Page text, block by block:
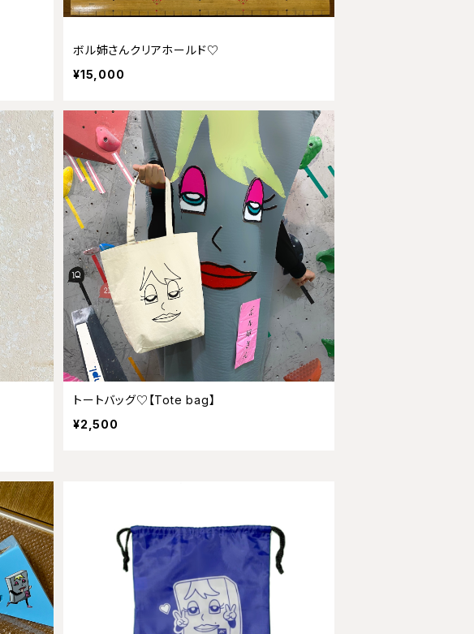
ボル姉さんクリアホールド♡
¥15,000
トートバッグ♡【Tote bag】
¥2,500